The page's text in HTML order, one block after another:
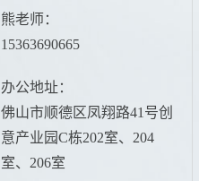
熊老师：
15363690665
办公地址：
佛山市顺德区凤翔路41号创
意产业园C栋202室、204
室、206室